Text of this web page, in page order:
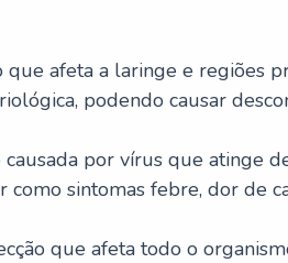
afeta a laringe e regiões
podendo causar
por vírus que atinge
sintomas febre, dor de
que afeta todo o